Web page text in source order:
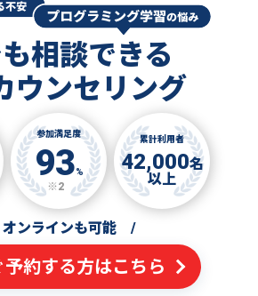
相談できる
ウンセリング
参加満足度
93%
※2
累計利用者
42,000名
以上
オンラインも可能 /
予約する方はこちら